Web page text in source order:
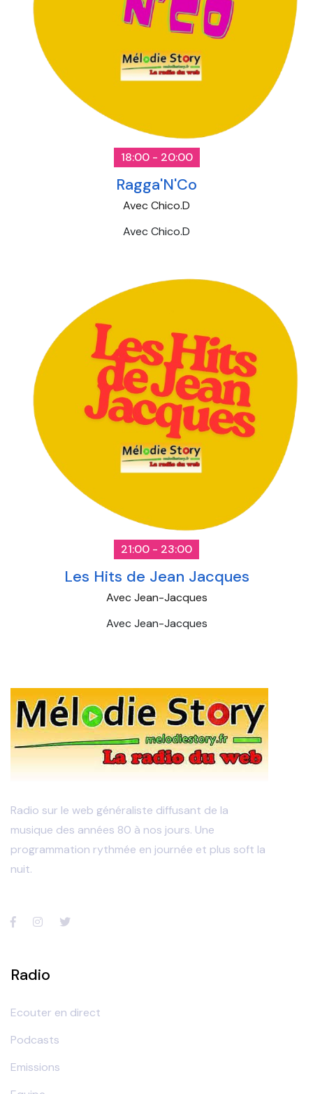
18:00 - 20:00
Ragga'N'Co
Avec Chico.D
Avec Chico.D
21:00 - 23:00
Les Hits de Jean Jacques
Avec Jean-Jacques
Avec Jean-Jacques
Radio sur le web généraliste diffusant de la
musique des années 80 à nos jours. Une
programmation rythmée en journée et plus soft la
nuit.
Radio
Ecouter en direct
Podcasts
Emissions